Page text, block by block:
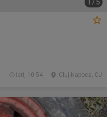
1 / 5
Cluj-Napoca, CJ
ieri, 10:54